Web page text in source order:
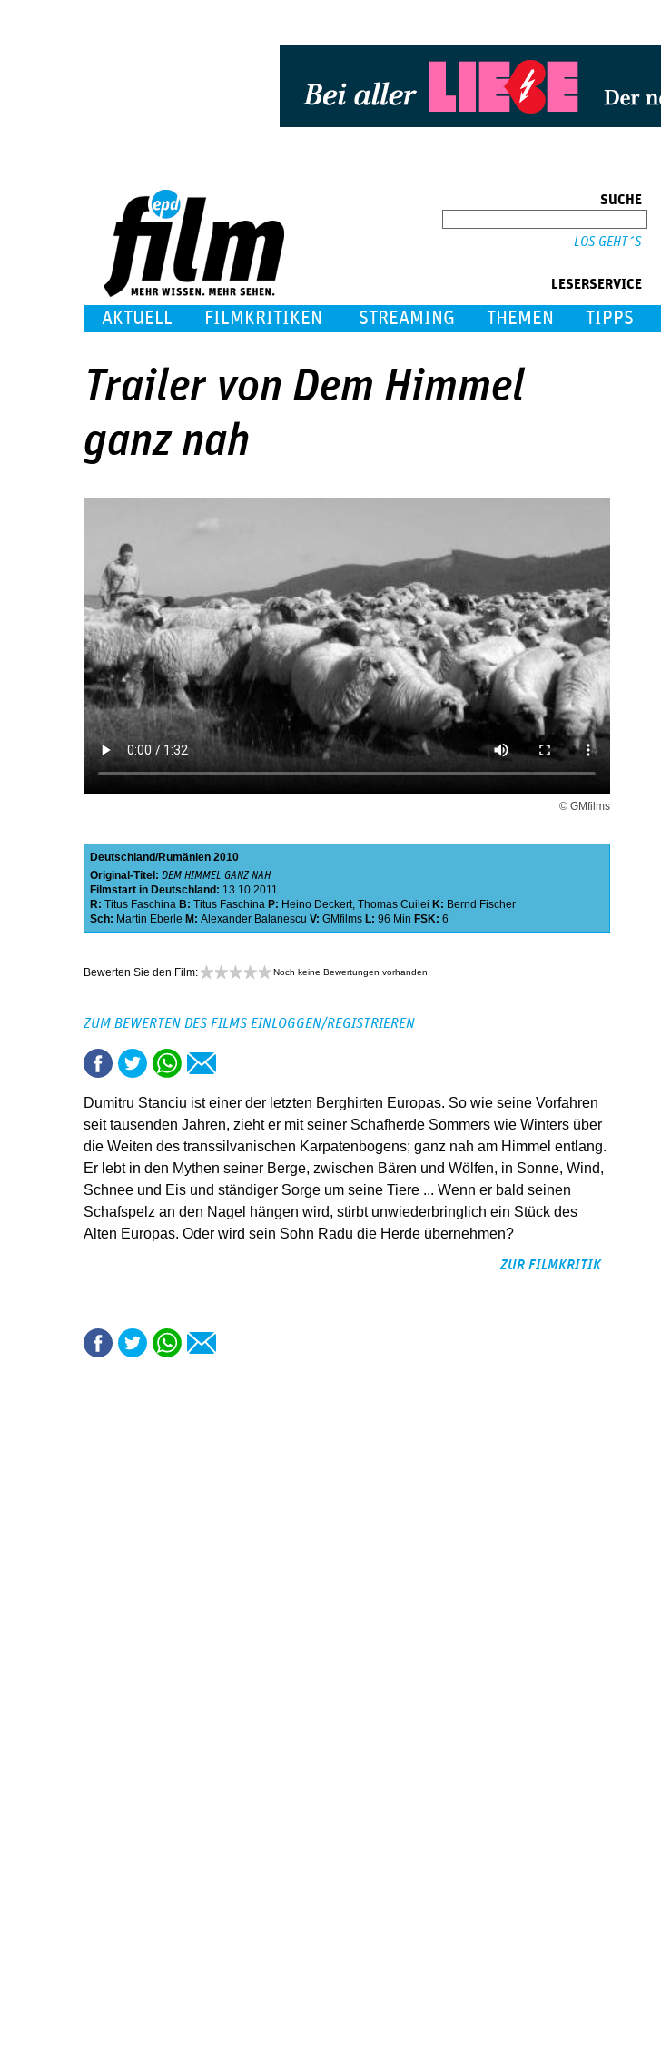
SUCHE
LESERSERVICE
AKTUELL FILMKRITIKEN STREAMING THEMEN TIPPS
Trailer von Dem Himmel
ganz nah
© GMfilms
Deutschland Rumänien 2010
Original-Titel: DEM HIMMEL GANZ NAH
Filmstart in Deutschland: 13.10.2011
R: Titus Faschina B: Titus Faschina P: Heino Deckert, Thomas Cuilei K: Bernd Fischer
Sch: Martin Eberle M: Alexander Balanescu V: GMfilms L: 96 Min FSK: 6
Bewerten Sie den Film: Noch keine Bewertungen vorhanden
ZUM BEWERTEN DES FILMS EINLOGGEN/REGISTRIEREN
Dumitru Stanciu ist einer der letzten Berghirten Europas. So wie seine Vorfahren
seit tausenden Jahren, zieht er mit seiner Schafherde Sommers wie Winters über
die Weiten des transsilvanischen Karpatenbogens; ganz nah am Himmel entlang.
Er lebt in den Mythen seiner Berge, zwischen Bären und Wölfen, in Sonne, Wind,
Schnee und Eis und ständiger Sorge um seine Tiere ... Wenn er bald seinen
Schafspelz an den Nagel hängen wird, stirbt unwiederbringlich ein Stück des
Alten Europas. Oder wird sein Sohn Radu die Herde übernehmen?
ZUR FILMKRITIK